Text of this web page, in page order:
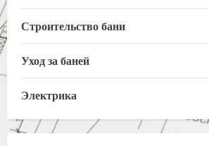
Строительство бани
Уход за баней
Электрика